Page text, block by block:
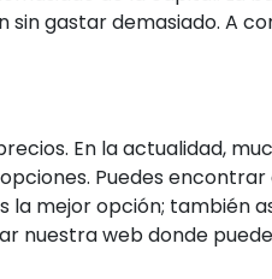
gastar demasiado. A
En la actualidad,
Puedes
la mejor opción; también
nuestra web donde